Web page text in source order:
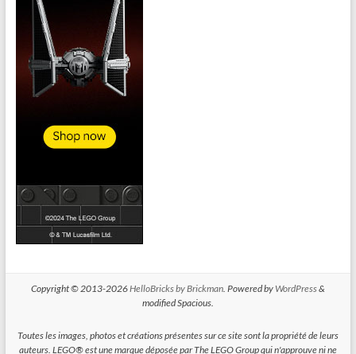
Copyright © 2013-2026HelloBricks by Brickman. Powered by WordPress&
modified Spacious.
Toutes les images, photos et créations présentes sur ce site sont la propriété de leurs
auteurs. LEGO® est une marque déposée par The LEGO Group qui n'approuve ni ne